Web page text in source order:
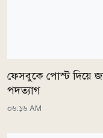
ফেসবুকে পোস্ট দিয়ে
পদত্যাগ
০৬:১৬ AM